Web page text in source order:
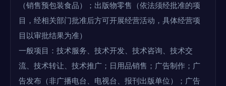
（销售预包装食品）；出版物零售（依法须经批准的项
目，经相关部门批准后方可开展经营活动，具体经营项
目以审批结果为准）
一般项目：技术服务、技术开发、技术咨询、技术交
流、技术转让、技术推广；日用品销售；广告制作；广
告发布（非广播电台、电视台、报刊出版单位）；广告